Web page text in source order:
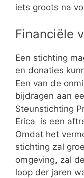
iets groots na
Financiële
Een stichting
en donaties
Een van de
bijdragen aan
Steunstichting
Erica is een
Omdat het
stichting zal
omgeving, zal
loop der jaren